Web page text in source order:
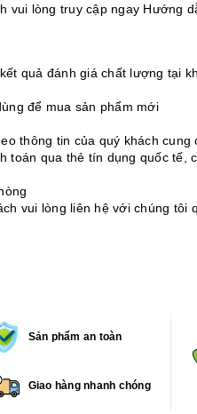
vui lòng truy cập ngay Hướng
quả đánh giá chất lượng tại
để mua sản phẩm mới
thông tin của quý khách cung
toán qua thẻ tín dụng quốc tế,
vui lòng liên hệ với chúng
Sản phẩm an toàn
Giao hàng nhanh chóng